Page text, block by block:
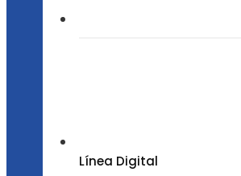
Línea Digital